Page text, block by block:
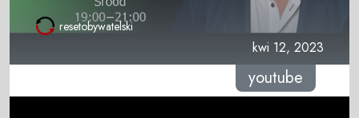
resetobywatelski
kwi 12, 2023
youtube